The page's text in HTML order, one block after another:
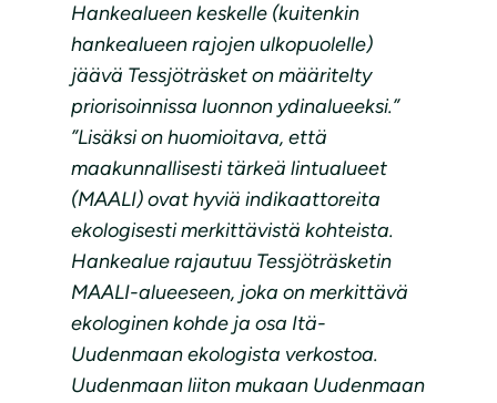
Hankealueen keskelle (kuitenkin
hankealueen rajojen ulkopuolelle)
jäävä Tessjöträsket on määritelty
priorisoinnissa luonnon ydinalueeksi.”
”Lisäksi on huomioitava, että
maakunnallisesti tärkeä lintualueet
(MAALI) ovat hyviä indikaattoreita
ekologisesti merkittävistä kohteista.
Hankealue rajautuu Tessjöträsketin
MAALI-alueeseen, joka on merkittävä
ekologinen kohde ja osa Itä-
Uudenmaan ekologista verkostoa.
Uudenmaan liiton mukaan Uudenmaan